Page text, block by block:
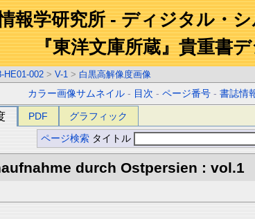
報学研究所 - ディジタル・
『東洋文庫所蔵』貴重書
HE01-002 > V-1 > 白黒高解像度画像
カラー画像サムネイル - 目次 -ページ番号 -書誌情
PDF グラフィック
ページ検索 タイトル
durch Ostpersien : vol.1